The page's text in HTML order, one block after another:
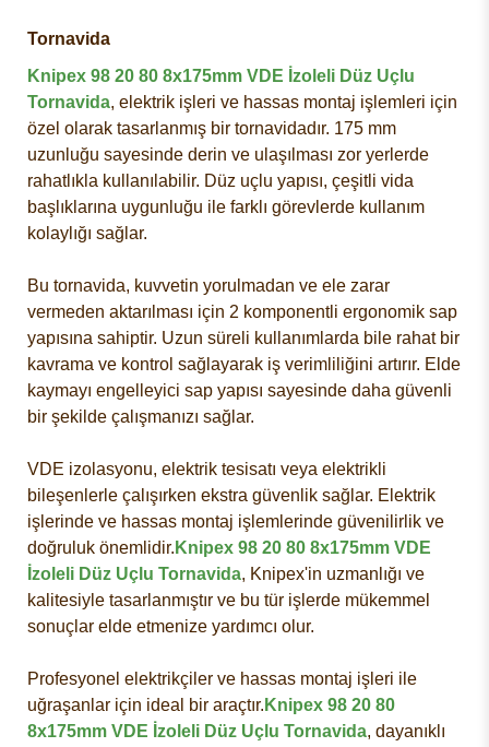
Tornavida
Knipex 98 20 80 8x175mm VDE İzoleli Düz Uçlu
Tornavida, elektrik işleri ve hassas montaj işlemleri için
özel olarak tasarlanmış bir tornavidadır. 175 mm
uzunluğu sayesinde derin ve ulaşılması zor yerlerde
rahatlıkla kullanılabilir. Düz uçlu yapısı, çeşitli vida
başlıklarına uygunluğu ile farklı görevlerde kullanım
kolaylığı sağlar.
Bu tornavida, kuvvetin yorulmadan ve ele zarar
vermeden aktarılması için 2 komponentli ergonomik sap
yapısına sahiptir. Uzun süreli kullanımlarda bile rahat bir
kavrama ve kontrol sağlayarak iş verimliliğini artırır. Elde
kaymayı engelleyici sap yapısı sayesinde daha güvenli
bir şekilde çalışmanızı sağlar.
VDE izolasyonu, elektrik tesisatı veya elektrikli
bileşenlerle çalışırken ekstra güvenlik sağlar. Elektrik
işlerinde ve hassas montaj işlemlerinde güvenilirlik ve
doğruluk önemlidir. Knipex 98 20 80 8x175mm VDE
İzoleli Düz Uçlu Tornavida, Knipex'in uzmanlığı ve
kalitesiyle tasarlanmıştır ve bu tür işlerde mükemmel
sonuçlar elde etmenize yardımcı olur.
Profesyonel elektrikçiler ve hassas montaj işleri ile
uğraşanlar için ideal bir araçtır. Knipex 98 20 80
8x175mm VDE İzoleli Düz Uçlu Tornavida, dayanıklı